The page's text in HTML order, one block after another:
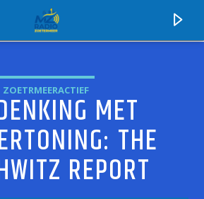
MZ-RADIO
ZOETRMEERACTIEF MET
THE
REPORT